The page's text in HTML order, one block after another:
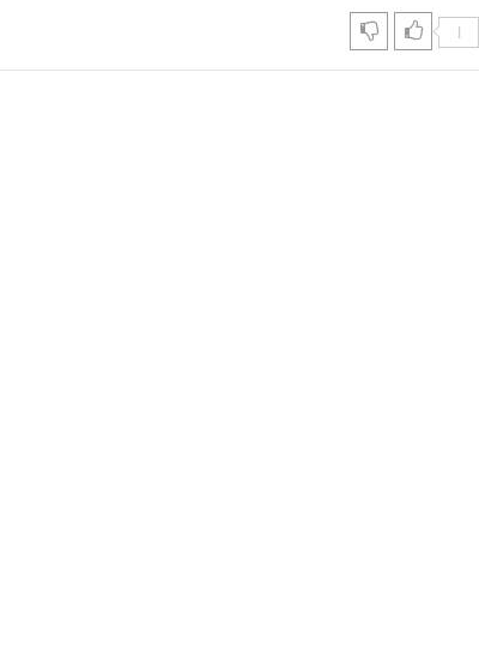
1